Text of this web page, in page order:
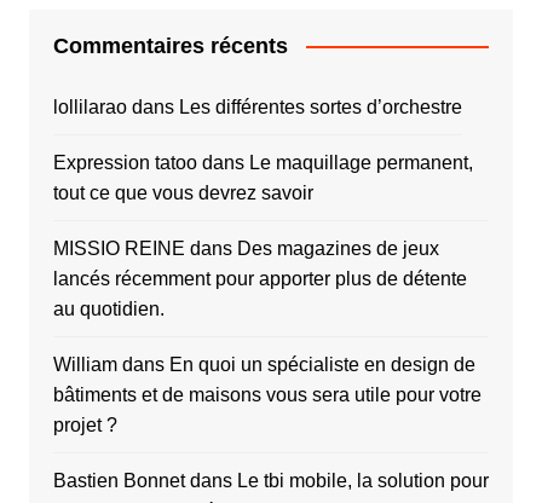
Commentaires récents
lollilaraodans Les différentes sortes d’orchestre
Expression tatoodans Le maquillage permanent,
tout ce que vous devrez savoir
MISSIO REINE dans Des magazines de jeux
lancés récemment pour apporter plus de détente
au quotidien.
Williamdans En quoi un spécialiste en design de
bâtiments et de maisons vous sera utile pour votre
projet ?
Bastien Bonnetdans Le tbi mobile, la solution pour